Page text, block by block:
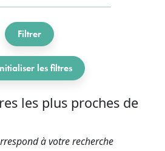
Filtrer
les filtres
les plus proches de
à votre recherche